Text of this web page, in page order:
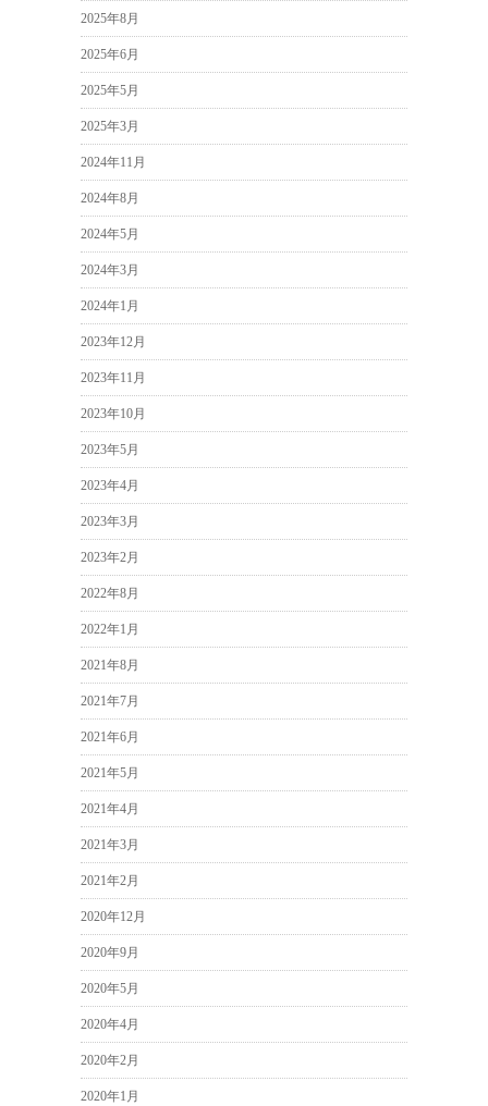
2025年8月
2025年6月
2025年5月
2025年3月
2024年11月
2024年8月
2024年5月
2024年3月
2024年1月
2023年12月
2023年11月
2023年10月
2023年5月
2023年4月
2023年3月
2023年2月
2022年8月
2022年1月
2021年8月
2021年7月
2021年6月
2021年5月
2021年4月
2021年3月
2021年2月
2020年12月
2020年9月
2020年5月
2020年4月
2020年2月
2020年1月